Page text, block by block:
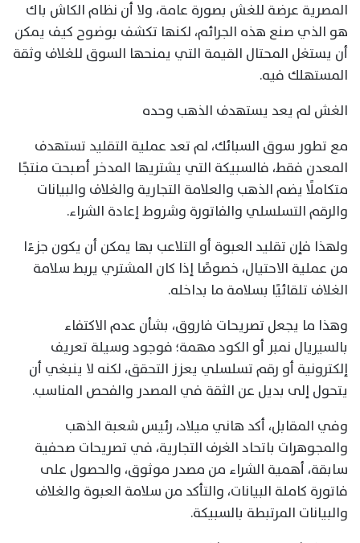
المصرية عرضة للغش بصورة عامة، ولا أن نظام الكاش باك
هو الذي صنع هذه الجرائم، لكنها تكشف بوضوح كيف يمكن
أن يستغل المحتال القيمة التي يمنحها السوق للغلاف وثقة
المستهلك فيه.
الغش لم يعد يستهدف الذهب وحده
مع تطور سوق السبائك، لم تعد عملية التقليد تستهدف
المعدن فقط، فالسبيكة التي يشتريها المدخر أصبحت منتجًا
متكاملًا يضم الذهب والعلامة التجارية والغلاف والبيانات
والرقم التسلسلي والفاتورة وشروط إعادة الشراء.
ولهذا فإن تقليد العبوة أو التلاعب بها يمكن أن يكون جزءًا
من عملية الاحتيال، خصوصًا إذا كان المشتري يربط سلامة
الغلاف تلقائيًا بسلامة ما بداخله.
وهذا ما يجعل تصريحات فاروق، بشأن عدم الاكتفاء
بالسيريال نمبر أو الكود مهمة؛ فوجود وسيلة تعريف
إلكترونية أو رقم تسلسلي يعزز التحقق، لكنه لا ينبغي أن
يتحول إلى بديل عن الثقة في المصدر والفحص المناسب.
وفي المقابل، أكد هاني ميلاد، رئيس شعبة الذهب
والمجوهرات باتحاد الغرف التجارية، في تصريحات صحفية
سابقة، أهمية الشراء من مصدر موثوق، والحصول على
فاتورة كاملة البيانات، والتأكد من سلامة العبوة والغلاف
والبيانات المرتبطة بالسبيكة.